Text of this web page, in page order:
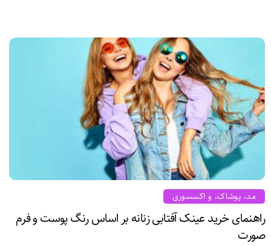
مد، پوشاک، و اکسسوری
راهنمای خرید عینک آفتابی زنانه بر اساس رنگ پوست و فرم
صورت